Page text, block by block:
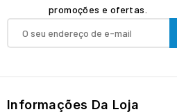
promoções e ofertas.
Informações Da Loja